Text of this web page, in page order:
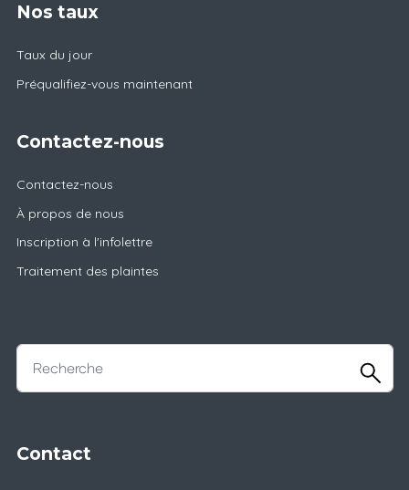
Nos taux
Taux du jour
Préqualifiez-vous maintenant
Contactez-nous
Contactez-nous
À propos de nous
Inscription à l'infolettre
Traitement des plaintes
Contact